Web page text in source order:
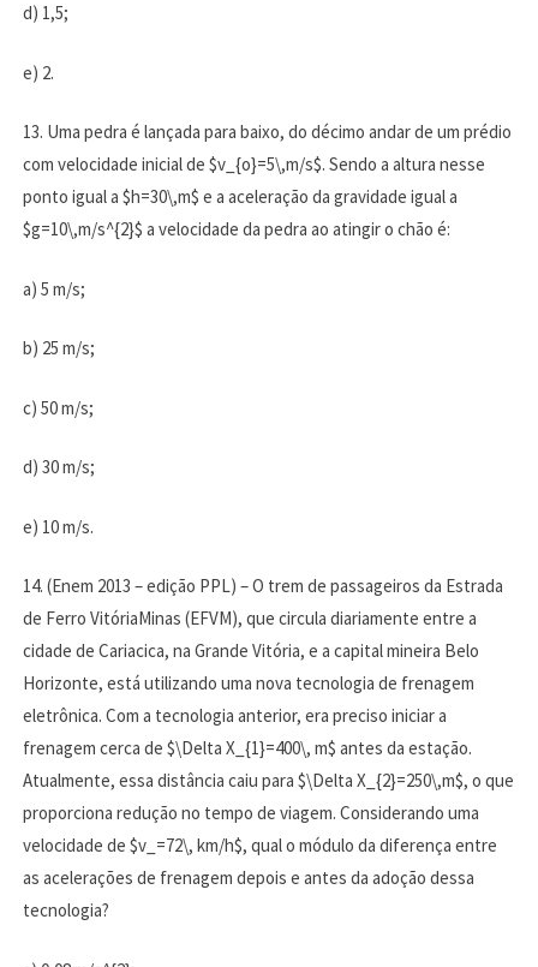
d) 1,5;
e) 2.
13. Uma pedra é lançada para baixo, do décimo andar de um prédio
com velocidade inicial de $v_{o}=5\,m/s$. Sendo a altura nesse
ponto igual a $h=30\,m$ e a aceleração da gravidade igual a
$g=10\,m/s^{2}$ a velocidade da pedra ao atingir o chão é:
a) 5 m/s;
b) 25 m/s;
c) 50 m/s;
d) 30 m/s;
e) 10 m/s.
14. (Enem 2013 – edição PPL) – O trem de passageiros da Estrada
de Ferro VitóriaMinas (EFVM), que circula diariamente entre a
cidade de Cariacica, na Grande Vitória, e a capital mineira Belo
Horizonte, está utilizando uma nova tecnologia de frenagem
eletrônica. Com a tecnologia anterior, era preciso iniciar a
frenagem cerca de $\Delta X_{1}=400\, m$ antes da estação.
Atualmente, essa distância caiu para $\Delta X_{2}=250\,m$, o que
proporciona redução no tempo de viagem. Considerando uma
velocidade de $v_=72\, km/h$, qual o módulo da diferença entre
as acelerações de frenagem depois e antes da adoção dessa
tecnologia?